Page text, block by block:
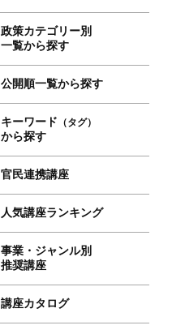
政策カテゴリー別
一覧から探す
公開順一覧から探す
キーワード （タグ）
から探す
官民連携講座
人気講座ランキング
事業・ジャンル別
推奨講座
講座カタログ